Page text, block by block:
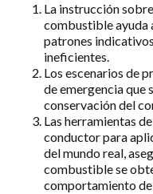
La instrucción
combustible ayuda
patrones
ineficientes.
Los escenarios de
de emergencia que
conservación del
Las herramientas
conductor para
del mundo real,
combustible se
comportamiento